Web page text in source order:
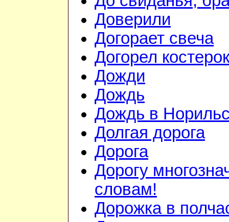
Доверили
Догорает свеча
Догорел костерок
Дожди
Дождь
Дождь в
Долгая дорога
Дорога
Дорогу
словам!
Дорожка в